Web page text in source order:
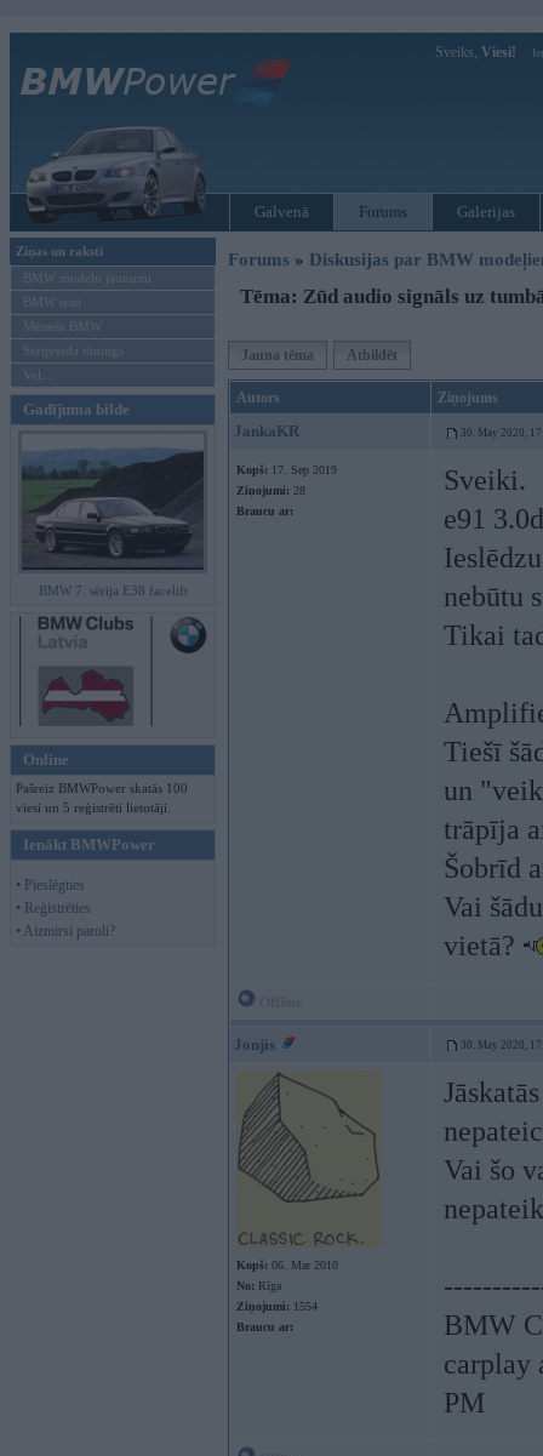
Sveiks, Viesi!
Galvenā Forums Galerijas
Ziņas un raksti
BMW modeļu jaunumi
BMW testi
Mēneša BMW
Sērijveida tūnings
Vel...
Gadījuma bilde
BMW 7. sērija E38 facelift
Online
Pašreiz BMWPower skatās 100
viesi un 5 reģistrēti lietotāji.
Ienākt BMWPower
• Pieslēgties
• Reģistrēties
• Aizmirsi paroli?
Forums » Diskusijas par BMW
Tēma: Zūd audio signāls uz
Jauna tēma Atbildēt
Autors Ziņojums
JankaKR 30. May 2020,
Kopš: 17. Sep 2019
Ziņojumi: 28
Braucu ar:
Sveiki.
e91
nebūtu
Tikai
Tiešī
un
trāpīja
Šobrīd
Vai
vietā?
Jonjis 30. May 2020,
Kopš: 06. Mar 2010
No: Rīga
Ziņojumi: 1554
Braucu ar:
Vai šo
BMW
carplay
PM